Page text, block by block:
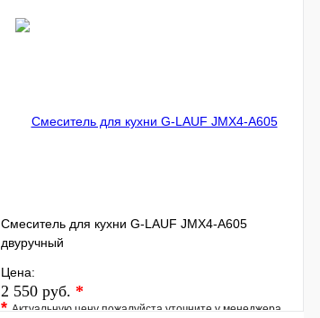
В избранное
Смеситель для кухни G-LAUF JMX4-A605
двуручный
Цена:
2 550 руб. *
*Актуальную цену пожалуйста уточните у менеджера